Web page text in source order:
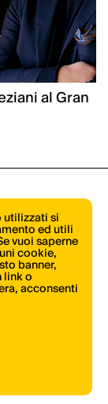
al Gran
utilizzati si
ed utili
vuoi saperne
cookie,
banner,
link o
acconsenti